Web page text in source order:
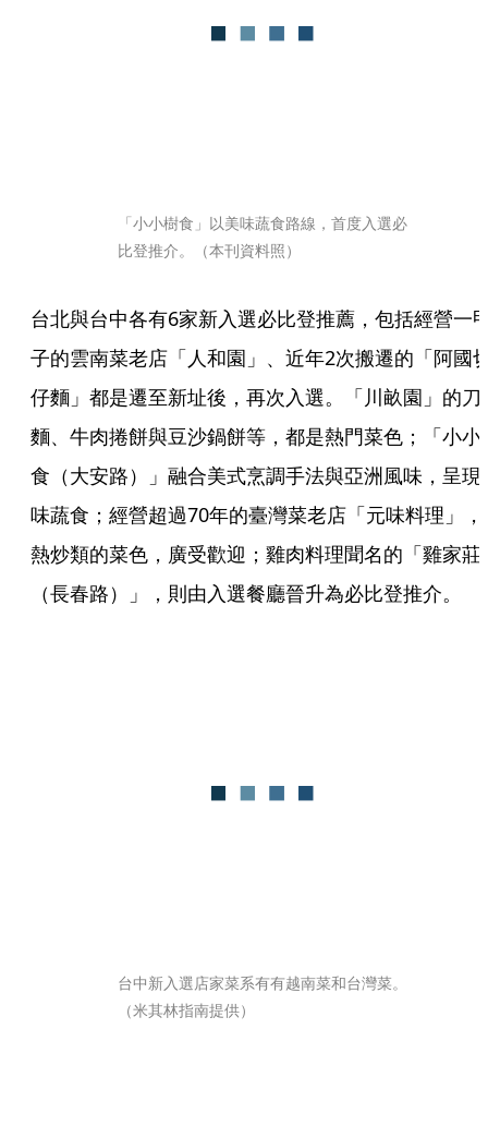
「小小樹食」以美味蔬食路線，首度入選必
比登推介。（本刊資料照）
台北與台中各有6家新入選必比登推薦，包括經營一
子的雲南菜老店「人和園」、近年2次搬遷的「阿國
仔麵」都是遷至新址後，再次入選。「川畝園」的刀
麵、牛肉捲餅與豆沙鍋餅等，都是熱門菜色；「小小
食（大安路）」融合美式烹調手法與亞洲風味，呈現
味蔬食；經營超過70年的臺灣菜老店「元味料理」，
熱炒類的菜色，廣受歡迎；雞肉料理聞名的「雞家莊
（長春路）」，則由入選餐廳晉升為必比登推介。
台中新入選店家菜系有有越南菜和台灣菜。
（米其林指南提供）